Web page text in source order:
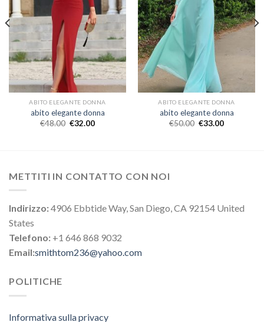
ABITO ELEGANTE DONNA
abito elegante donna
€48.00 €32.00
ABITO ELEGANTE DONNA
abito elegante donna
€50.00 €33.00
METTITI IN CONTATTO CON NOI
Indirizzo:4906 Ebbtide Way, San Diego, CA 92154 United
States
Telefono: +1 646 868 9032
Email:smithtom236@yahoo.com
POLITICHE
Informativa sulla privacy